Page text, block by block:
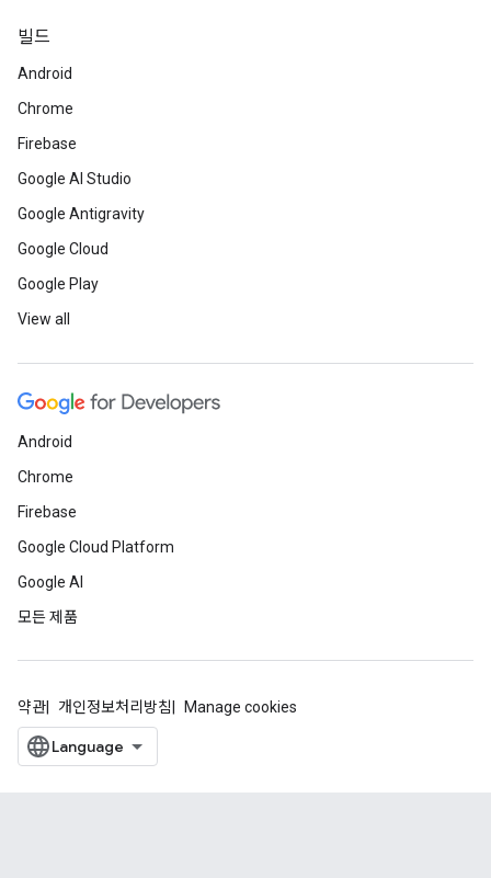
빌드
Android
Chrome
Firebase
Google AI Studio
Google Antigravity
Google Cloud
Google Play
View all
Android
Chrome
Firebase
Google Cloud Platform
Google AI
모든 제품
약관 개인정보처리방침 Manage cookies